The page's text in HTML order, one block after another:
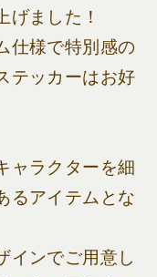
げました！
仕様で特別感の
テッカーはお好
ャラクターを細
るアイテムとな
インでご用意し